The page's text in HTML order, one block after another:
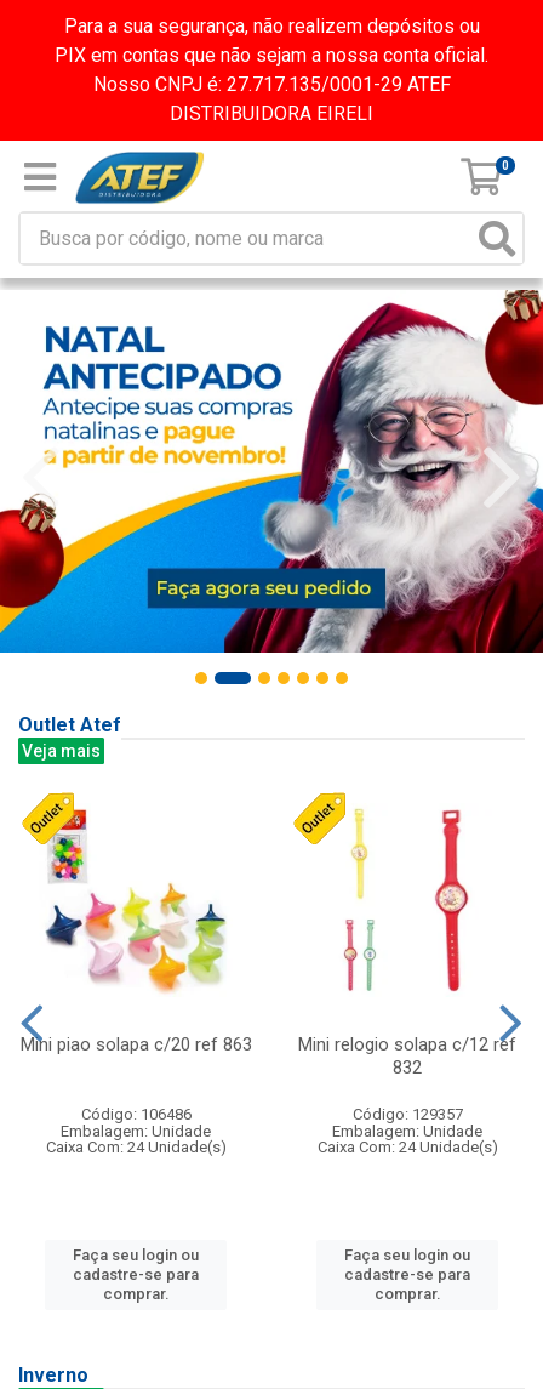
Para a sua segurança, não realizem depósitos ou
PIX em contas que não sejam a nossa conta oficial.
Nosso CNPJ é: 27.717.135/0001-29 ATEF
DISTRIBUIDORA EIRELI
0
Outlet Atef
Veja mais
Mini piao solapa c/20 ref 863
Código: 106486
Embalagem: Unidade
Caixa Com: 24 Unidade(s)
Faça seu login ou
cadastre-se para
comprar.
Mini relogio solapa c/12 ref
832
Código: 129357
Embalagem: Unidade
Caixa Com: 24 Unidade(s)
Faça seu login ou
cadastre-se para
comprar.
Inverno